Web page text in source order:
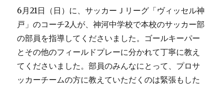
6月21日（日）に、サッカーＪリーグ「ヴィッセル神
戸」のコーチ2人が、神河中学校で本校のサッカー部
の部員を指導してくださいました。ゴールキーパー
とその他のフィールドプレーに分かれて丁寧に教え
てくださいました。部員のみんなにとって、プロサ
ッカーチームの方に教えていただくのは緊張もした